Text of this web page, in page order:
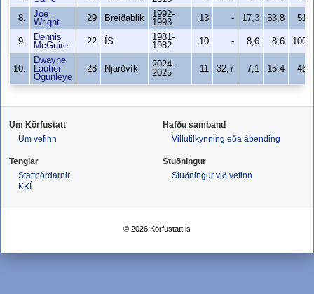
8.
Joe
Wright
29 Breiðablik
1992-
1993
13 - 17,3 33,8
9.
Dennis
McGuire
22 ÍS
1981-
1982
10 - 8,6 8,6
10.
Dwayne
Lautier-
Ogunleye
28 Njarðvík
2024-
2025
11 32,7 7,1 15,4
Um Körfustatt
Um vefinn
Hafðu samband
Villutilkynning eða ábending
Tenglar
Stattnördarnir
KKÍ
Stuðningur
Stuðningur við vefinn
© 2026 Körfustatt.is